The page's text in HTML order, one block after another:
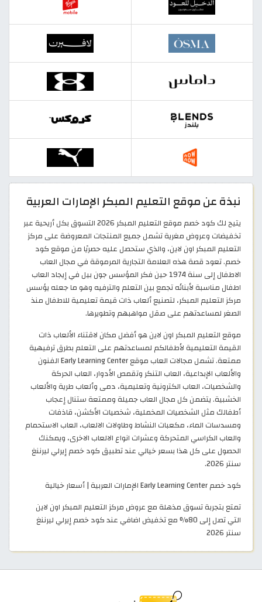
نبذة عن موقع التعليم المبكر الإمارات العربية
يتيح لك كود خصم موقع التعليم المبكر 2026 التسوق بكل أريحية عبر
تخفيضات وعروض مغرية تشمل جميع المنتجات المعروضة على مركز
التعليم المبكر اون لاين، والذي ستحصل عليه حصريًا من موقع كود
خصم. تعود قصة هذه العلامة التجارية المرموقة في مجال العاب
الاطفال إلى سنة 1974 حين فكر المؤسس جون بيل في إيجاد العاب
اطفال مناسبة لأبنائه تجمع بين التعلم والترفيه وهو ما جعله يؤسس
مركز التعليم المبكر، لتصنيع ألعاب ذات قيمة تعليمية للاطفال منذ
الصغر لمساعدتهم على صقل مواهبهم وتطويرها.
موقع التعليم المبكر اون لاين هو أفضل مكان لاقتناء الألعاب ذات
القيمة التعليمية لأطفالكم لمساعدتهم على التعلم بطرق ترفيهية
ممتعة. تشمل مجالات العاب موقع Early Learning Center الفنون
والألعاب الإبداعية، العاب التنكر وتقمص الأدوار، العاب الحركة
والشخصيات، العاب الكترونية وتعليمية، دمى وألعاب طرية والألعاب
الخشبية. يتضمن كل مجال العاب جميلة وممتعة ستنال إعجاب
أطفالك مثل الشخصيات المخملية، شخصيات الأكشن، قاذفات
ومسدسات الماء، مكعبات النشاط وطاولات الالعاب، العاب الاستحمام
والعاب الكراسي المتحركة وعشرات انواع الالعاب الاخرى، ويمكنك
الحصول على كل هذا بسعر خيالي عند تطبيق كود خصم إيرلي ليرننغ
سنتر 2026. ​
كود خصم Early Learning Center الإمارات العربية | أسعار خيالية
تمتع بتجربة تسوق مذهلة مع عروض مركز التعليم المبكر اون لاين
التي تصل إلى 80% مع تخفيض اضافي عند كود خصم إيرلي ليرننغ
سنتر 2026